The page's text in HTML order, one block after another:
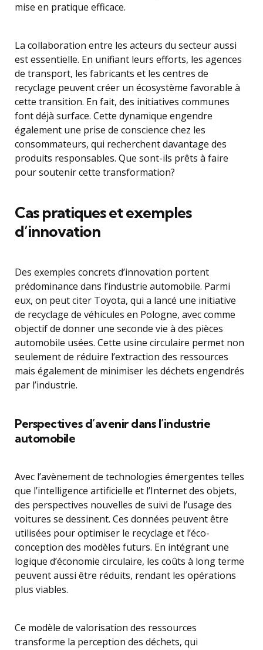
mise en pratique efficace.
La collaboration entre les acteurs du secteur aussi
est essentielle. En unifiant leurs efforts, les agences
de transport, les fabricants et les centres de
recyclage peuvent créer un écosystème favorable à
cette transition. En fait, des initiatives communes
font déjà surface. Cette dynamique engendre
également une prise de conscience chez les
consommateurs, qui recherchent davantage des
produits responsables. Que sont-ils prêts à faire
pour soutenir cette transformation?
Cas pratiques et exemples
d’innovation
Des exemples concrets d’innovation portent
prédominance dans l’industrie automobile. Parmi
eux, on peut citer Toyota, qui a lancé une initiative
de recyclage de véhicules en Pologne, avec comme
objectif de donner une seconde vie à des pièces
automobile usées. Cette usine circulaire permet non
seulement de réduire l’extraction des ressources
mais également de minimiser les déchets engendrés
par l’industrie.
Perspectives d’avenir dans l’industrie
automobile
Avec l’avènement de technologies émergentes telles
que l’intelligence artificielle et l’Internet des objets,
des perspectives nouvelles de suivi de l’usage des
voitures se dessinent. Ces données peuvent être
utilisées pour optimiser le recyclage et l’éco-
conception des modèles futurs. En intégrant une
logique d’économie circulaire, les coûts à long terme
peuvent aussi être réduits, rendant les opérations
plus viables.
Ce modèle de valorisation des ressources
transforme la perception des déchets, qui